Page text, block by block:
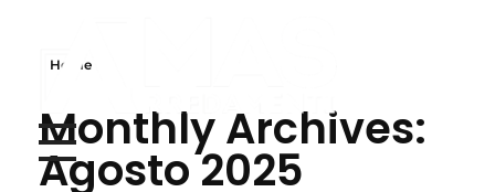
Amas arredamenti
Ai tuoi progetti ci pensiamo noi
Home
Monthly Archives:
Agosto 2025